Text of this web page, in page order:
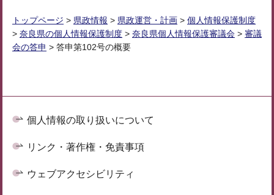
トップページ > 県政情報 > 県政運営・計画 > 個人情報保護制度
> 奈良県の個人情報保護制度 > 奈良県個人情報保護審議会 > 審議
会の答申 > 答申第102号の概要
個人情報の取り扱いについて
リンク・著作権・免責事項
ウェブアクセシビリティ